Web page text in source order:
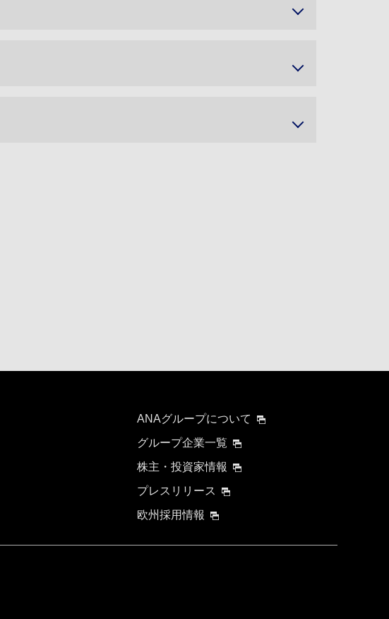
ANAグループについて
グループ企業一覧
株主・投資家情報
プレスリリース
欧州採用情報